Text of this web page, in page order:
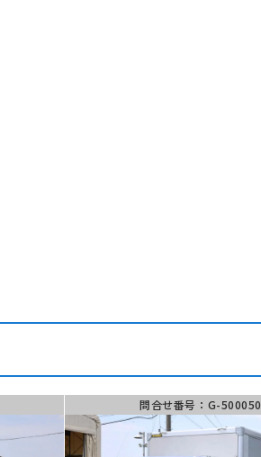
問合せ番号：G-500050